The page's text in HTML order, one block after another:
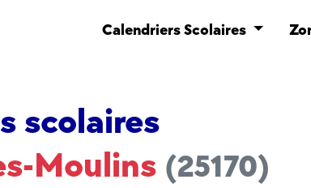
Calendriers Scolaires
scolaires
Moulins (25170)